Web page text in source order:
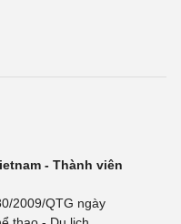
- Thành viên
2009/QTG ngày